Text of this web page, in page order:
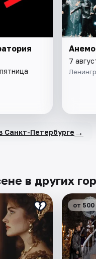
7
Санкт-Петербурге →
в других
от 500